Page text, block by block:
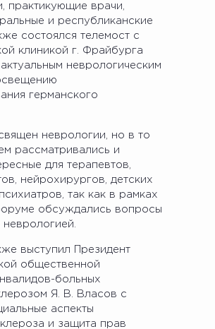
практикующие врачи,
и республиканские
состоялся телемост с
клиникой г. Фрайбурга
неврологическим
германского
неврологии, но в то
рассматривались и
для терапевтов,
нейрохирургов, детских
так как в рамках
обсуждались вопросы
выступил Президент
общественной
больных
Я. В. Власов с
аспекты
и защита прав